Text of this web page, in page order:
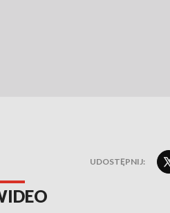
UDOSTĘPNIJ: